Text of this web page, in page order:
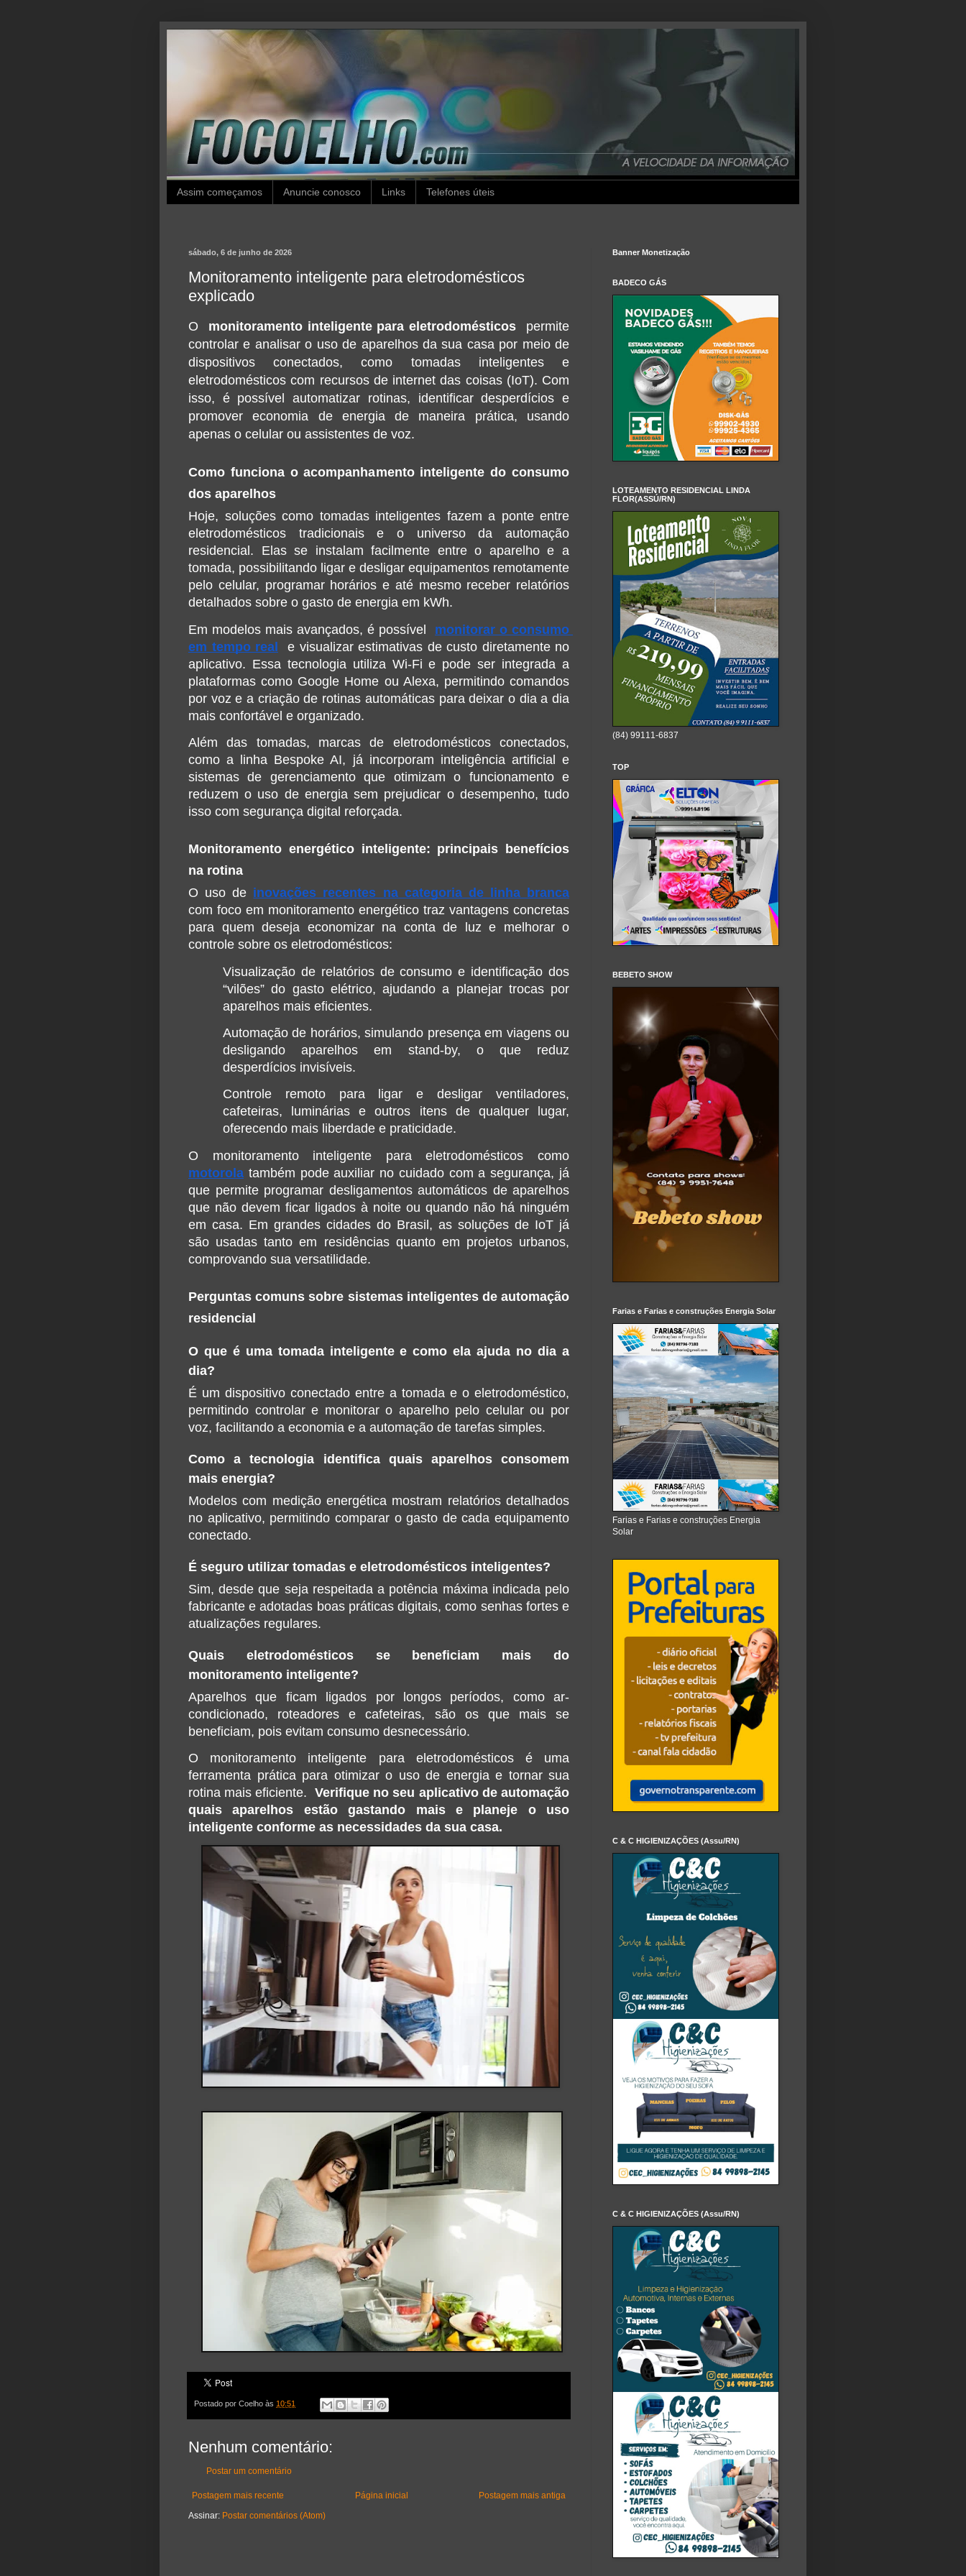
Assim começamos Anuncie conosco Links Telefones úteis
sábado, 6 de junho de 2026
Monitoramento inteligente para eletrodomésticos
explicado
O monitoramento inteligente para eletrodomésticos permite
controlar e analisar o uso de aparelhos da sua casa por meio de
dispositivos conectados, como tomadas inteligentes e
eletrodomésticos com recursos de internet das coisas (IoT). Com
isso, é possível automatizar rotinas, identificar desperdícios e
promover economia de energia de maneira prática, usando
apenas o celular ou assistentes de voz.
Como funciona o acompanhamento inteligente do consumo
dos aparelhos
Hoje, soluções como tomadas inteligentes fazem a ponte entre
eletrodomésticos tradicionais e o universo da automação
residencial. Elas se instalam facilmente entre o aparelho e a
tomada, possibilitando ligar e desligar equipamentos remotamente
pelo celular, programar horários e até mesmo receber relatórios
detalhados sobre o gasto de energia em kWh.
Em modelos mais avançados, é possível monitorar o consumo
em tempo real e visualizar estimativas de custo diretamente no
aplicativo. Essa tecnologia utiliza Wi-Fi e pode ser integrada a
plataformas como Google Home ou Alexa, permitindo comandos
por voz e a criação de rotinas automáticas para deixar o dia a dia
mais confortável e organizado.
Além das tomadas, marcas de eletrodomésticos conectados,
como a linha Bespoke AI, já incorporam inteligência artificial e
sistemas de gerenciamento que otimizam o funcionamento e
reduzem o uso de energia sem prejudicar o desempenho, tudo
isso com segurança digital reforçada.
Monitoramento energético inteligente: principais benefícios
na rotina
O uso de inovações recentes na categoria de linha branca
com foco em monitoramento energético traz vantagens concretas
para quem deseja economizar na conta de luz e melhorar o
controle sobre os eletrodomésticos:
Visualização de relatórios de consumo e identificação dos
“vilões” do gasto elétrico, ajudando a planejar trocas por
aparelhos mais eficientes.
Automação de horários, simulando presença em viagens ou
desligando aparelhos em stand-by, o que reduz
desperdícios invisíveis.
Controle remoto para ligar e desligar ventiladores,
cafeteiras, luminárias e outros itens de qualquer lugar,
oferecendo mais liberdade e praticidade.
motorola também pode auxiliar no cuidado com a segurança, já
que permite programar desligamentos automáticos de aparelhos
que não devem ficar ligados à noite ou quando não há ninguém
em casa. Em grandes cidades do Brasil, as soluções de IoT já
são usadas tanto em residências quanto em projetos urbanos,
comprovando sua versatilidade.
Perguntas comuns sobre sistemas inteligentes de automação
residencial
O que é uma tomada inteligente e como ela ajuda no dia a
dia?
É um dispositivo conectado entre a tomada e o eletrodoméstico,
permitindo controlar e monitorar o aparelho pelo celular ou por
voz, facilitando a economia e a automação de tarefas simples.
Como a tecnologia identifica quais aparelhos consomem
mais energia?
Modelos com medição energética mostram relatórios detalhados
no aplicativo, permitindo comparar o gasto de cada equipamento
conectado.
É seguro utilizar tomadas e eletrodomésticos inteligentes?
Sim, desde que seja respeitada a potência máxima indicada pelo
fabricante e adotadas boas práticas digitais, como senhas fortes e
atualizações regulares.
Quais eletrodomésticos se beneficiam mais do
monitoramento inteligente?
Aparelhos que ficam ligados por longos períodos, como ar-
condicionado, roteadores e cafeteiras, são os que mais se
beneficiam, pois evitam consumo desnecessário.
O monitoramento inteligente para eletrodomésticos é uma
ferramenta prática para otimizar o uso de energia e tornar sua
rotina mais eficiente. Verifique no seu aplicativo de automação
quais aparelhos estão gastando mais e planeje o uso
inteligente conforme as necessidades da sua casa.
Postado por Coelho às 10:51
Nenhum comentário:
Postar um comentário
Postagem mais recente Postagem mais antiga
Página inicial
Assinar: Postar comentários (Atom)
Banner Monetização
BADECO GÁS
LOTEAMENTO RESIDENCIAL LINDA
FLOR(ASSÚ/RN)
(84) 99111-6837
TOP
BEBETO SHOW
Farias e Farias e construções Energia Solar
Farias e Farias e construções Energia
Solar
C & C HIGIENIZAÇÕES (Assu/RN)
C & C HIGIENIZAÇÕES (Assu/RN)